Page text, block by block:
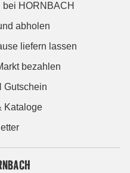
bei HORNBACH
abholen
liefern lassen
bezahlen
Gutschein
Kataloge